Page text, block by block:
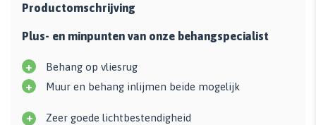
Productomschrijving
Plus- en minpunten van onze behangspecialist
+ Behang op vliesrug
+ Muur en behang inlijmen beide mogelijk
+ Zeer goede lichtbestendigheid